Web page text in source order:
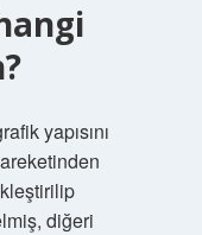
yapısını
diğeri